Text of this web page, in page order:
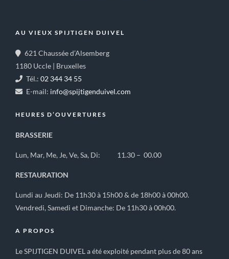
AU VIEUX SPIJTIGEN DUIVEL
621 Chaussée d’Alsemberg
1180 Uccle | Bruxelles
Tél.: 02 344 34 55
E-mail: info@spijtigenduivel.com
HEURES D’OUVERTURES
BRASSERIE
Lun, Mar, Me, Je, Ve, Sa, Di: 11.30 – 00.00
RESTAURATION
Lundi au Jeudi: De 11h30 à 15h00 & de 18h00 à 00h00.
Vendredi, Samedi et Dimanche: De 11h30 à 00h00.
A PROPOS
Le SPIJTIGEN DUIVEL a été exploité pendant plus de 80 ans